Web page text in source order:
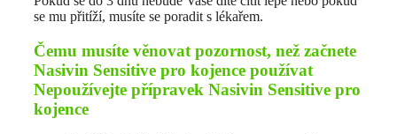
se mu přitíží, musíte se poradit s lékařem.
Čemu musíte věnovat pozornost, než začnete
Nasivin Sensitive pro kojence používat
Nepoužívejte přípravek Nasivin Sensitive pro
kojence